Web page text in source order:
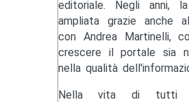
editoriale. Negli anni,
ampliata grazie anche
con Andrea Martinelli,
crescere il portale sia
nella qualità
Nella vita di tutti i